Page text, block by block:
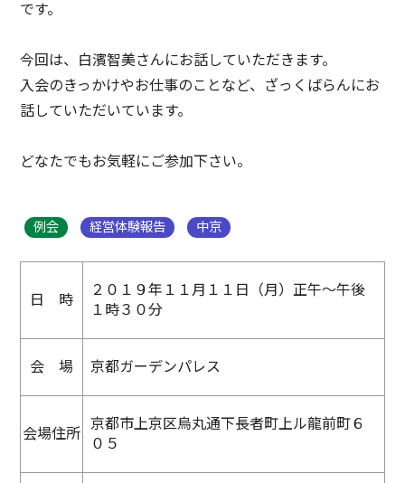
です。
今回は、白濱智美さんにお話していただきます。
入会のきっかけやお仕事のことなど、ざっくばらんにお
話していただいています。
どなたでもお気軽にご参加下さい。
例会 経営体験報告 中京
日 時
２０１９年１１月１１日（月）正午～午後
１時３０分
会 場 京都ガーデンパレス
会場住所
京都市上京区烏丸通下長者町上ル龍前町６
０５